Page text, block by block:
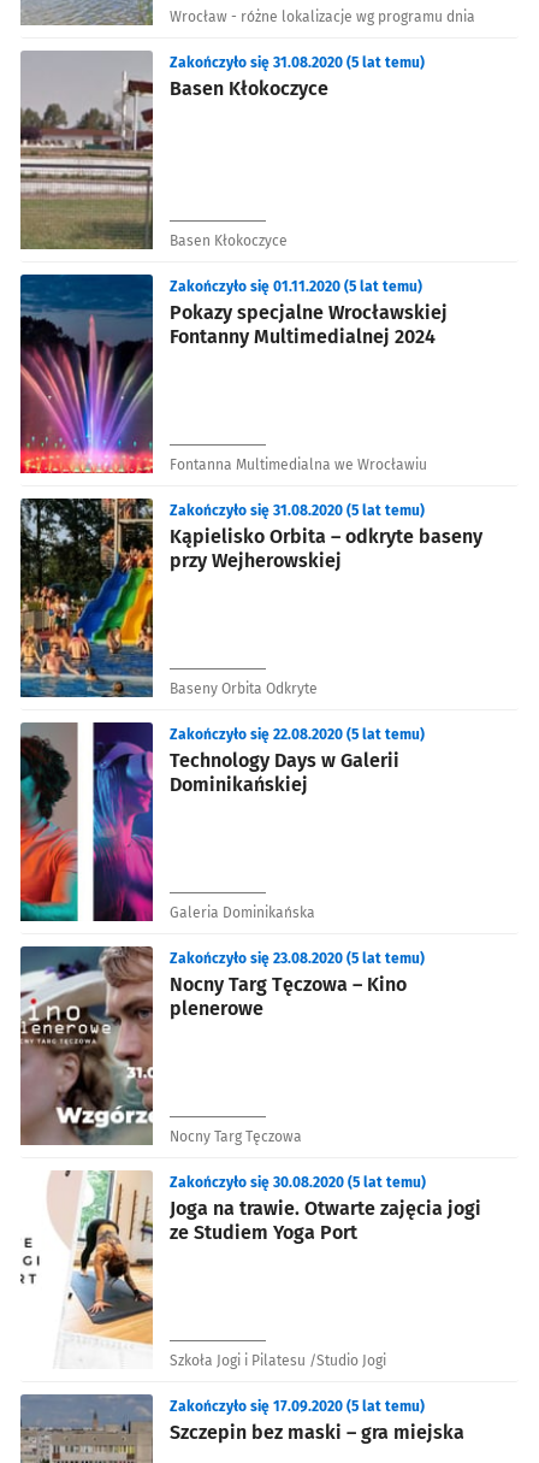
Wrocław - różne lokalizacje wg programu dnia
Basen Kłokoczyce
Zakończyło się 31.08.2020 (5 lat temu)
Basen Kłokoczyce
Pokazy specjalne Wrocławskiej
Fontanny Multimedialnej 2024
Zakończyło się 01.11.2020 (5 lat temu)
Fontanna Multimedialna we Wrocławiu
Kąpielisko Orbita – odkryte baseny
przy Wejherowskiej
Zakończyło się 31.08.2020 (5 lat temu)
Baseny Orbita Odkryte
Technology Days w Galerii
Dominikańskiej
Zakończyło się 22.08.2020 (5 lat temu)
Galeria Dominikańska
Nocny Targ Tęczowa – Kino
plenerowe
Zakończyło się 23.08.2020 (5 lat temu)
Nocny Targ Tęczowa
Joga na trawie. Otwarte zajęcia jogi
ze Studiem Yoga Port
Zakończyło się 30.08.2020 (5 lat temu)
Szkoła Jogi i Pilatesu /Studio Jogi
Szczepin bez maski – gra miejska
Zakończyło się 17.09.2020 (5 lat temu)